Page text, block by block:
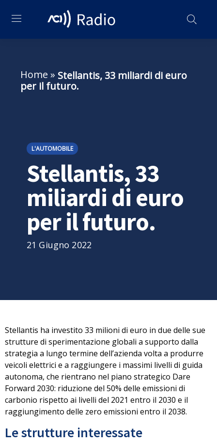
Home » Stellantis, 33 miliardi di euro
per il futuro.
L'AUTOMOBILE
Stellantis, 33
miliardi di euro
per il futuro.
21 Giugno 2022
Stellantis ha investito 33 milioni di euro in due delle sue
strutture di sperimentazione globali a supporto dalla
strategia a lungo termine dell’azienda volta a produrre
veicoli elettrici e a raggiungere i massimi livelli di guida
autonoma, che rientrano nel piano strategico Dare
Forward 2030: riduzione del 50% delle emissioni di
carbonio rispetto ai livelli del 2021 entro il 2030 e il
raggiungimento delle zero emissioni entro il 2038.
Le strutture interessate